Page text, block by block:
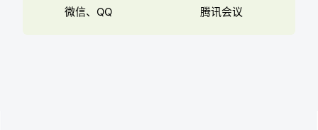
微信、QQ
腾讯会议